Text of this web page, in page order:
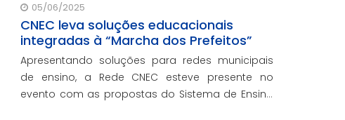
05/06/2025
CNEC leva soluções educacionais
integradas à “Marcha dos Prefeitos”
Apresentando soluções para redes municipais
de ensino, a Rede CNEC esteve presente no
evento com as propostas do Sistema de Ensino